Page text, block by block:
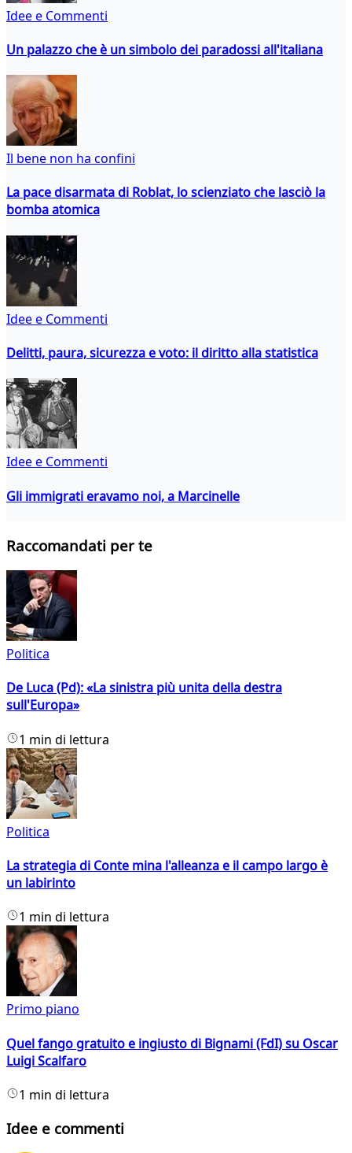
Idee e Commenti
Un palazzo che è un simbolo dei paradossi all'italiana
Il bene non ha confini
La pace disarmata di Roblat, lo scienziato che lasciò la
bomba atomica
Idee e Commenti
Delitti, paura, sicurezza e voto: il diritto alla statistica
Idee e Commenti
Gli immigrati eravamo noi, a Marcinelle
Raccomandati per te
Politica
De Luca (Pd): «La sinistra più unita della destra
sull'Europa»
1 min di lettura
Politica
La strategia di Conte mina l'alleanza e il campo largo è
un labirinto
1 min di lettura
Primo piano
Quel fango gratuito e ingiusto di Bignami (FdI) su Oscar
Luigi Scalfaro
1 min di lettura
Idee e commenti